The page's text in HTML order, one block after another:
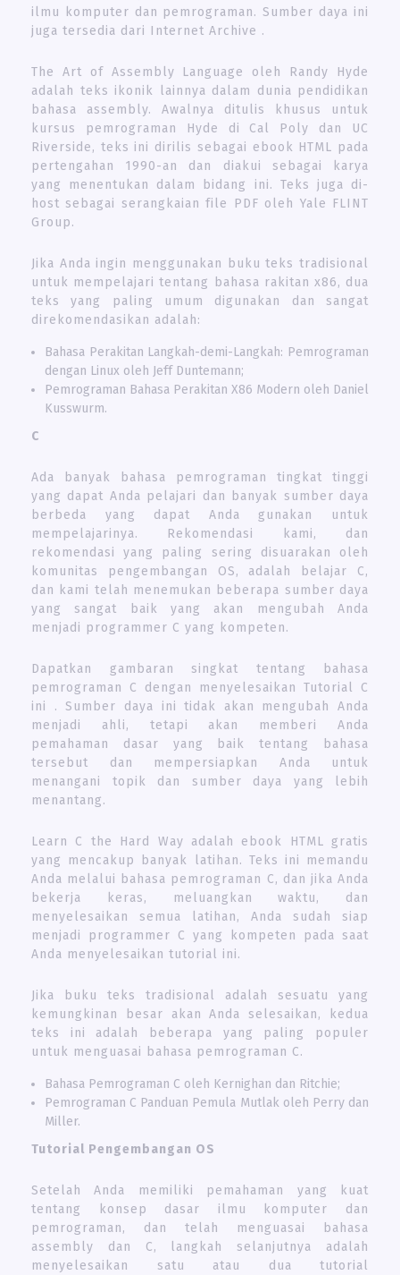
ilmu komputer dan pemrograman. Sumber daya ini
juga tersedia dari Internet Archive .
The Art of Assembly Language oleh Randy Hyde
adalah teks ikonik lainnya dalam dunia pendidikan
bahasa assembly. Awalnya ditulis khusus untuk
kursus pemrograman Hyde di Cal Poly dan UC
Riverside, teks ini dirilis sebagai ebook HTML pada
pertengahan 1990-an dan diakui sebagai karya
yang menentukan dalam bidang ini. Teks juga di-
host sebagai serangkaian file PDF oleh Yale FLINT
Group.
Jika Anda ingin menggunakan buku teks tradisional
untuk mempelajari tentang bahasa rakitan x86, dua
teks yang paling umum digunakan dan sangat
direkomendasikan adalah:
Bahasa Perakitan Langkah-demi-Langkah: Pemrograman
dengan Linux oleh Jeff Duntemann;
Pemrograman Bahasa Perakitan X86 Modern oleh Daniel
Kusswurm.
C
Ada banyak bahasa pemrograman tingkat tinggi
yang dapat Anda pelajari dan banyak sumber daya
berbeda yang dapat Anda gunakan untuk
mempelajarinya. Rekomendasi kami, dan
rekomendasi yang paling sering disuarakan oleh
komunitas pengembangan OS, adalah belajar C,
dan kami telah menemukan beberapa sumber daya
yang sangat baik yang akan mengubah Anda
menjadi programmer C yang kompeten.
Dapatkan gambaran singkat tentang bahasa
pemrograman C dengan menyelesaikan Tutorial C
ini . Sumber daya ini tidak akan mengubah Anda
menjadi ahli, tetapi akan memberi Anda
pemahaman dasar yang baik tentang bahasa
tersebut dan mempersiapkan Anda untuk
menangani topik dan sumber daya yang lebih
menantang.
Learn C the Hard Way adalah ebook HTML gratis
yang mencakup banyak latihan. Teks ini memandu
Anda melalui bahasa pemrograman C, dan jika Anda
bekerja keras, meluangkan waktu, dan
menyelesaikan semua latihan, Anda sudah siap
menjadi programmer C yang kompeten pada saat
Anda menyelesaikan tutorial ini.
Jika buku teks tradisional adalah sesuatu yang
kemungkinan besar akan Anda selesaikan, kedua
teks ini adalah beberapa yang paling populer
untuk menguasai bahasa pemrograman C.
Bahasa Pemrograman C oleh Kernighan dan Ritchie;
Pemrograman C Panduan Pemula Mutlak oleh Perry dan
Miller.
Tutorial Pengembangan OS
Setelah Anda memiliki pemahaman yang kuat
tentang konsep dasar ilmu komputer dan
pemrograman, dan telah menguasai bahasa
assembly dan C, langkah selanjutnya adalah
menyelesaikan satu atau dua tutorial